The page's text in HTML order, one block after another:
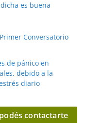
es buena
Primer Conversatorio
de pánico en
debido a la
diario
contactarte